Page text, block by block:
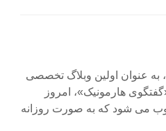
مجله آنلاین «گفتگوی هارمونیک» در سال ۱۳۸۲، به عنوان اولین وبلاگ تخصصی
هارمونیک»، امروز
می شود که به صورت روزانه